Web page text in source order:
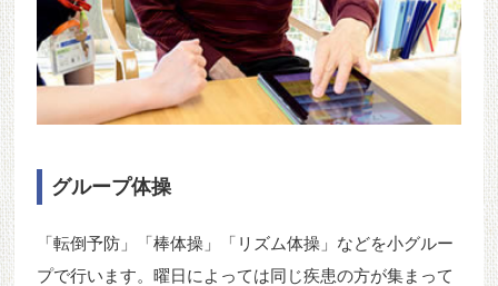
グループ体操
「転倒予防」「棒体操」「リズム体操」などを小グルー
プで行います。曜日によっては同じ疾患の方が集まって